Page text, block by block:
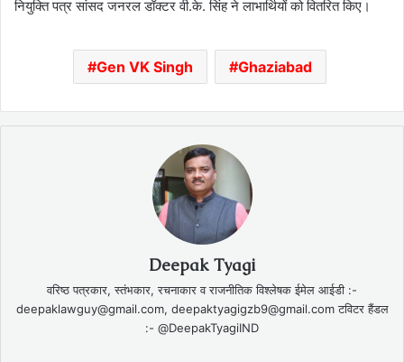
नियुक्ति पत्र सांसद जनरल डॉक्टर वी.के. सिंह ने लाभार्थियों को वितरित किए।
Gen VK Singh Ghaziabad
Deepak Tyagi
वरिष्ठ पत्रकार, स्तंभकार, रचनाकार व राजनीतिक विश्लेषक ईमेल आईडी :-
deepaklawguy@gmail.com, deepaktyagigzb9@gmail.com टविटर हैंडल
:- @DeepakTyagiIND